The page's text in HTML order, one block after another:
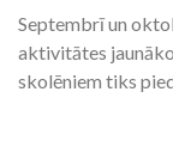
Septembrī un
aktivitātes
skolēniem tiks